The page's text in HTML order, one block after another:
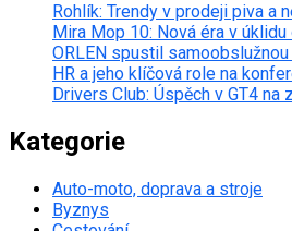
Rohlík: Trendy v prodeji piva a
Mira Mop 10: Nová éra v
ORLEN spustil
HR a jeho klíčová role na
Drivers Club: Úspěch v GT4 na
Kategorie
Auto-moto, doprava a stroje
Byznys